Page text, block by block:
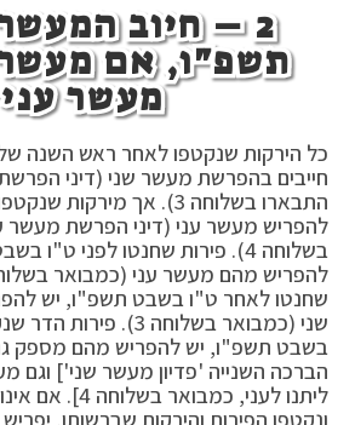
2 – חיוב
תשפ"ו, אם מעשר
מעשר עני
כל הירקות שנקטפו לאחר ראש השנה
חייבים בהפרשת מעשר שני (דיני
התבארו בשלוחה 3). אך
להפריש מעשר עני (דיני הפרשת מעשר
בשלוחה 4). פירות שחנטו לפני ט"ו
שחנטו לאחר ט"ו בשבט תשפ"ו, יש
שני (כמבואר בשלוחה 3).
בשבט תשפ"ו, יש להפריש מהם מספק
הברכה השנייה 'פדיון מעשר שני'] וגם
ליתנו לעני, כמבואר
ונקטפו הפירות והירקות שברשותו,